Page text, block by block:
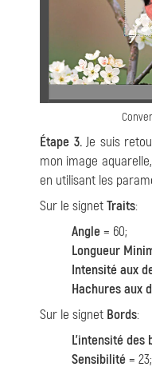
Étape 3.Je suis
mon image
en utilisant les
Sur le signetTraits:
Angle= 60;
Longueur
Intensité aux
Hachures aux
Sur le signet Bords:
L'intensité des
Sensibilité= 23;